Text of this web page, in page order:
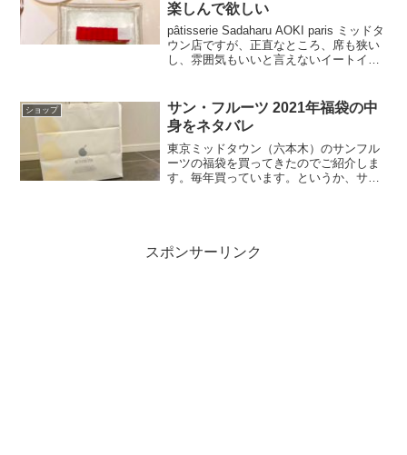
楽しんで欲しい
pâtisserie Sadaharu AOKI paris ミッドタ
ウン店ですが、正直なところ、席も狭い
し、雰囲気もいいと言えないイートイン
ウトじゃなくて、イートイン...
ショップ
サン・フルーツ 2021年福袋の中
身をネタバレ
東京ミッドタウン（六本木）のサンフル
ーツの福袋を買ってきたのでご紹介しま
す。毎年買っています。というか、サン
スポンサーリンク